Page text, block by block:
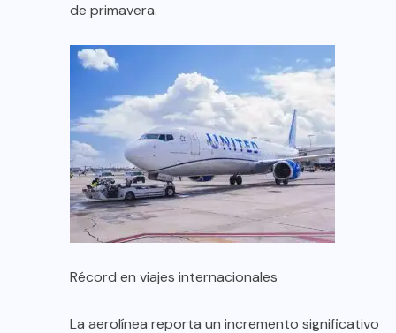
de primavera.
Récord en viajes internacionales
La aerolínea reporta un incremento significativo